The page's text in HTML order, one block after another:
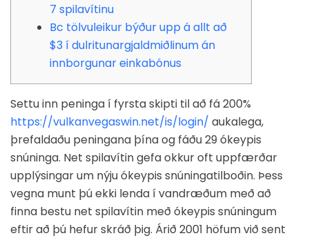
7 spilavítinu
Bc tölvuleikur býður upp á allt að
$3 í dulritunargjaldmiðlinum án
innborgunar einkabónus
Settu inn peninga í fyrsta skipti til að fá 200%
https://vulkanvegaswin.net/is/login/ aukalega,
þrefaldaðu peningana þína og fáðu 29 ókeypis
snúninga. Net spilavítin gefa okkur oft uppfærðar
upplýsingar um nýju ókeypis snúningatilboðin. Þess
vegna munt þú ekki lenda í vandræðum með að
finna bestu net spilavítin með ókeypis snúningum
eftir að þú hefur skráð þig. Árið 2001 höfum við sent